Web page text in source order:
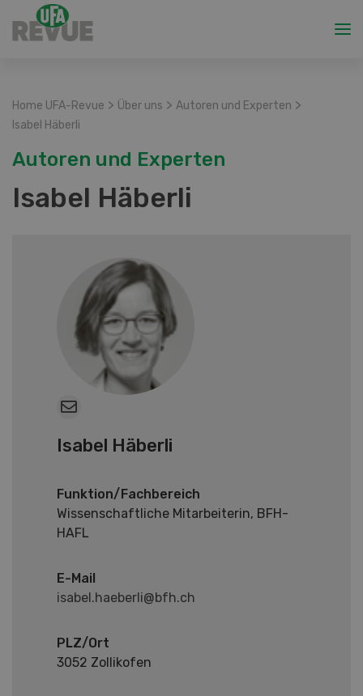
Home UFA-Revue > Über uns > Autoren und Experten >
Isabel Häberli
Autoren und Experten
Isabel Häberli
Isabel Häberli
Funktion/Fachbereich
Wissenschaftliche Mitarbeiterin, BFH-
HAFL
E-Mail
isabel.haeberli@bfh.ch
PLZ/Ort
3052 Zollikofen